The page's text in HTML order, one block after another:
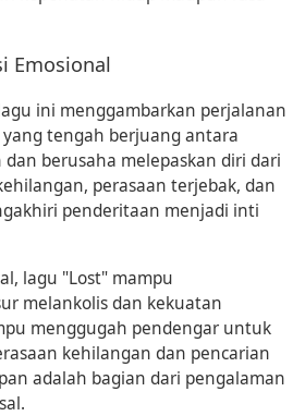
Emosional
ini menggambarkan perjalanan
tengah berjuang antara
berusaha melepaskan diri dari
perasaan terjebak, dan
penderitaan menjadi inti
lagu "Lost" mampu
melankolis dan kekuatan
menggugah pendengar untuk
kehilangan dan pencarian
adalah bagian dari pengalaman